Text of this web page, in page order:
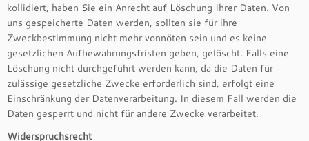
kollidiert, haben Sie ein Anrecht auf Löschung Ihrer Daten. Von
uns gespeicherte Daten werden, sollten sie für ihre
Zweckbestimmung nicht mehr vonnöten sein und es keine
gesetzlichen Aufbewahrungsfristen geben, gelöscht. Falls eine
Löschung nicht durchgeführt werden kann, da die Daten für
zulässige gesetzliche Zwecke erforderlich sind, erfolgt eine
Einschränkung der Datenverarbeitung. In diesem Fall werden die
Daten gesperrt und nicht für andere Zwecke verarbeitet.
Widerspruchsrecht